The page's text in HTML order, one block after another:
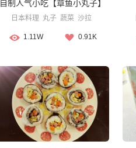
自制人气小吃【章鱼小丸子】
日本料理 丸子 蔬菜 沙拉
1.11W 0.91K